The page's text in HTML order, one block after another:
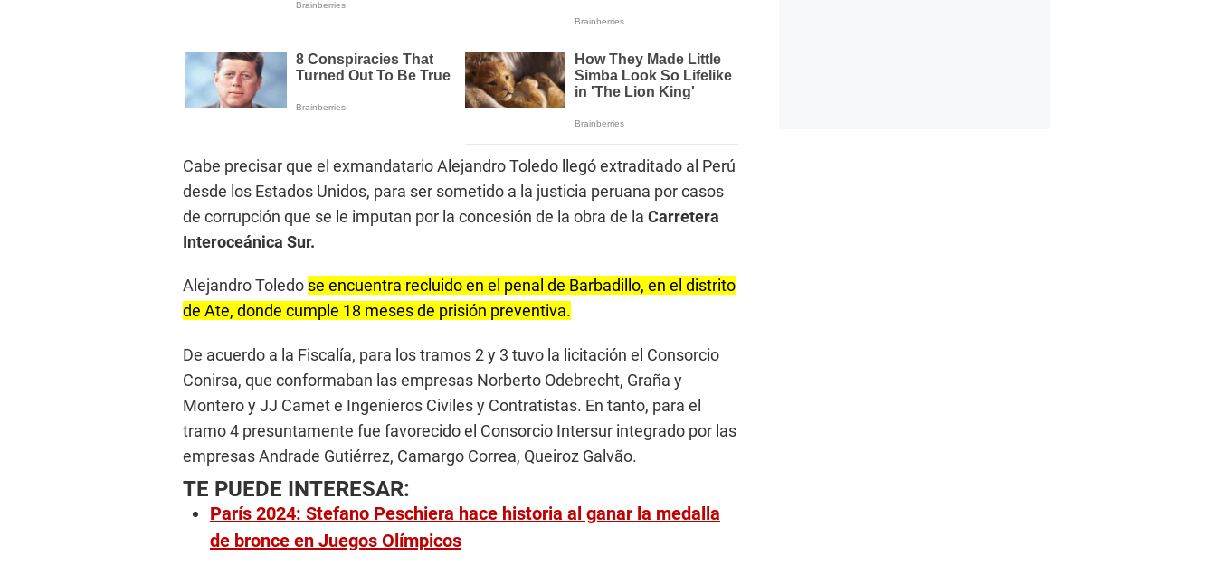
Cabe precisar que el exmandatario Alejandro Toledo llegó extraditado al Perú
desde los Estados Unidos, para ser sometido a la justicia peruana por casos
de corrupción que se le imputan por la concesión de la obra de la Carretera
Interoceánica Sur.
Alejandro Toledo se encuentra recluido en el penal de Barbadillo, en el distrito
de Ate, donde cumple 18 meses de prisión preventiva.
De acuerdo a la Fiscalía, para los tramos 2 y 3 tuvo la licitación el Consorcio
Conirsa, que conformaban las empresas Norberto Odebrecht, Graña y
Montero y JJ Camet e Ingenieros Civiles y Contratistas. En tanto, para el
tramo 4 presuntamente fue favorecido el Consorcio Intersur integrado por las
empresas Andrade Gutiérrez, Camargo Correa, Queiroz Galvão.
TE PUEDE INTERESAR:
París 2024: Stefano Peschiera hace historia al ganar la medalla
de bronce en Juegos Olímpicos